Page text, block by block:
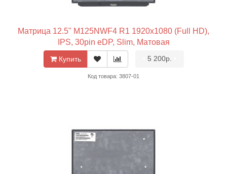
Матрица 12.5" M125NWF4 R1 1920x1080 (Full HD),
IPS, 30pin eDP, Slim, Матовая
Купить 5 200р.
Код товара: 3807-01